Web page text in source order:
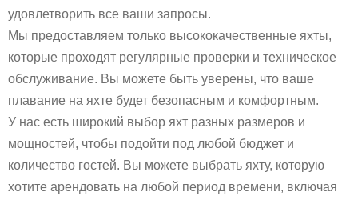
удовлетворить все ваши запросы.
Мы предоставляем только высококачественные яхты,
которые проходят регулярные проверки и техническое
обслуживание. Вы можете быть уверены, что ваше
плавание на яхте будет безопасным и комфортным.
У нас есть широкий выбор яхт разных размеров и
мощностей, чтобы подойти под любой бюджет и
количество гостей. Вы можете выбрать яхту, которую
хотите арендовать на любой период времени, включая